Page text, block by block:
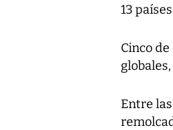
13
Cinco
Entre